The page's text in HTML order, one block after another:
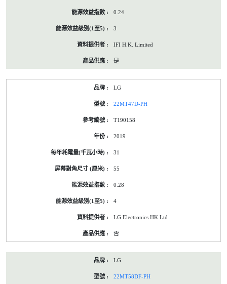
0.24
3
IFI H.K. Limited
是
LG
22MT47D-PH
T190158
2019
31
55
0.28
4
LG Electronics HK Ltd
否
LG
22MT58DF-PH